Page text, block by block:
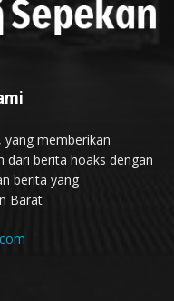
yang memberikan
dari berita hoaks dengan
berita yang
Barat